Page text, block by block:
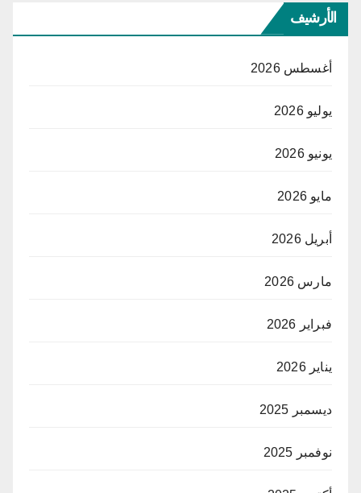
الأرشيف
أغسطس 2026
يوليو 2026
يونيو 2026
مايو 2026
أبريل 2026
مارس 2026
فبراير 2026
يناير 2026
ديسمبر 2025
نوفمبر 2025